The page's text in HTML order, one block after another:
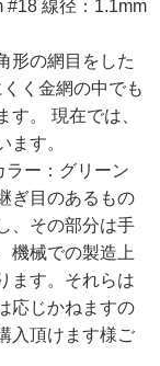
#18 線径：1.1mm
形の網目をした
く金網の中でも
。 現在では、
ます。
ラー：グリーン
ぎ目のあるもの
、その部分は手
機械での製造上
ます。それらは
応じかねますの
入頂けます様ご